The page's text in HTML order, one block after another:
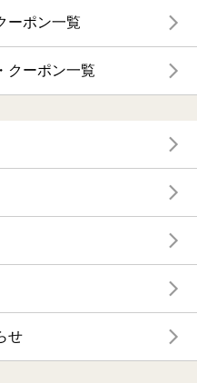
ーポン一覧
クーポン一覧
せ